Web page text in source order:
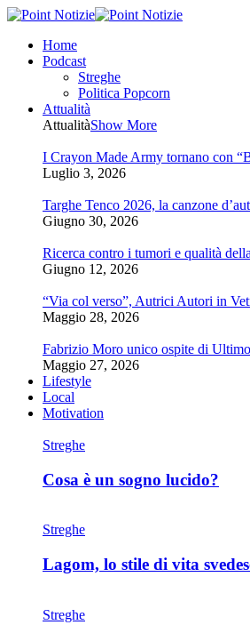
Home
Podcast
Streghe
Politica Popcorn
Attualità
AttualitàShow More
I Crayon Made Army tornano con
Luglio 3, 2026
Targhe Tenco 2026, la canzone
Giugno 30, 2026
Ricerca contro i tumori e qualità
Giugno 12, 2026
“Via col verso”, Autrici Autori in
Maggio 28, 2026
Fabrizio Moro unico ospite di
Maggio 27, 2026
Lifestyle
Local
Motivation
Streghe
Cosa è un sogno lucido?
Streghe
Lagom, lo stile di vita
Streghe